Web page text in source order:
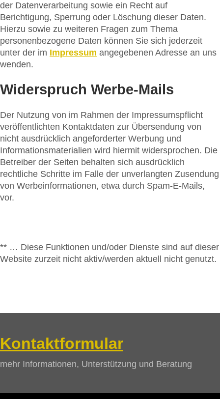
der Datenverarbeitung sowie ein Recht auf
Berichtigung, Sperrung oder Löschung dieser Daten.
Hierzu sowie zu weiteren Fragen zum Thema
personenbezogene Daten können Sie sich jederzeit
unter der im Impressum angegebenen Adresse an uns
wenden.
Widerspruch Werbe-Mails
Der Nutzung von im Rahmen der Impressumspflicht
veröffentlichten Kontaktdaten zur Übersendung von
nicht ausdrücklich angeforderter Werbung und
Informationsmaterialien wird hiermit widersprochen. Die
Betreiber der Seiten behalten sich ausdrücklich
rechtliche Schritte im Falle der unverlangten Zusendung
von Werbeinformationen, etwa durch Spam-E-Mails,
vor.
** … Diese Funktionen und/oder Dienste sind auf dieser
Website zurzeit nicht aktiv/werden aktuell nicht genutzt.
Kontaktformular
mehr Informationen, Unterstützung und Beratung